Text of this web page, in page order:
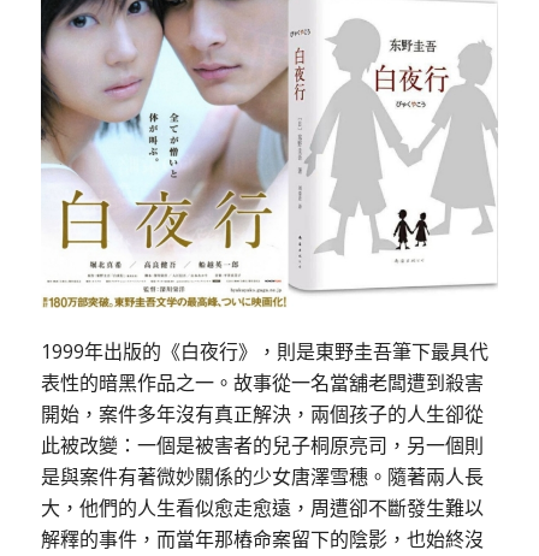
1999年出版的《白夜行》，則是東野圭吾筆下最具代
表性的暗黑作品之一。故事從一名當舖老闆遭到殺害
開始，案件多年沒有真正解決，兩個孩子的人生卻從
此被改變：一個是被害者的兒子桐原亮司，另一個則
是與案件有著微妙關係的少女唐澤雪穗。隨著兩人長
大，他們的人生看似愈走愈遠，周遭卻不斷發生難以
解釋的事件，而當年那樁命案留下的陰影，也始終沒